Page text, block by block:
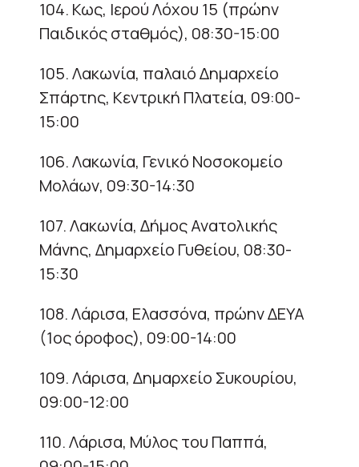
104. Κως, Ιερού Λόχου 15 (πρώην
Παιδικός σταθμός), 08:30-15:00
105. Λακωνία, παλαιό Δημαρχείο
Σπάρτης, Κεντρική Πλατεία, 09:00-
15:00
106. Λακωνία, Γενικό Νοσοκομείο
Μολάων, 09:30-14:30
107. Λακωνία, Δήμος Ανατολικής
Μάνης, Δημαρχείο Γυθείου, 08:30-
15:30
108. Λάρισα, Ελασσόνα, πρώην ΔΕΥΑ
(1ος όροφος), 09:00-14:00
109. Λάρισα, Δημαρχείο Συκουρίου,
09:00-12:00
110. Λάρισα, Μύλος του Παππά,